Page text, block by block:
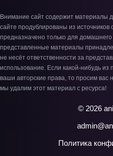
Внимание сайт содержит материалы
сайте продублированы из источников
предназначено только для
представленные материалы
не несёт ответственности за
использование. Если какой-нибудь
ваши авторские права, то просим вас
мы удалим этот материал с ресурса!
© 2026
Политика